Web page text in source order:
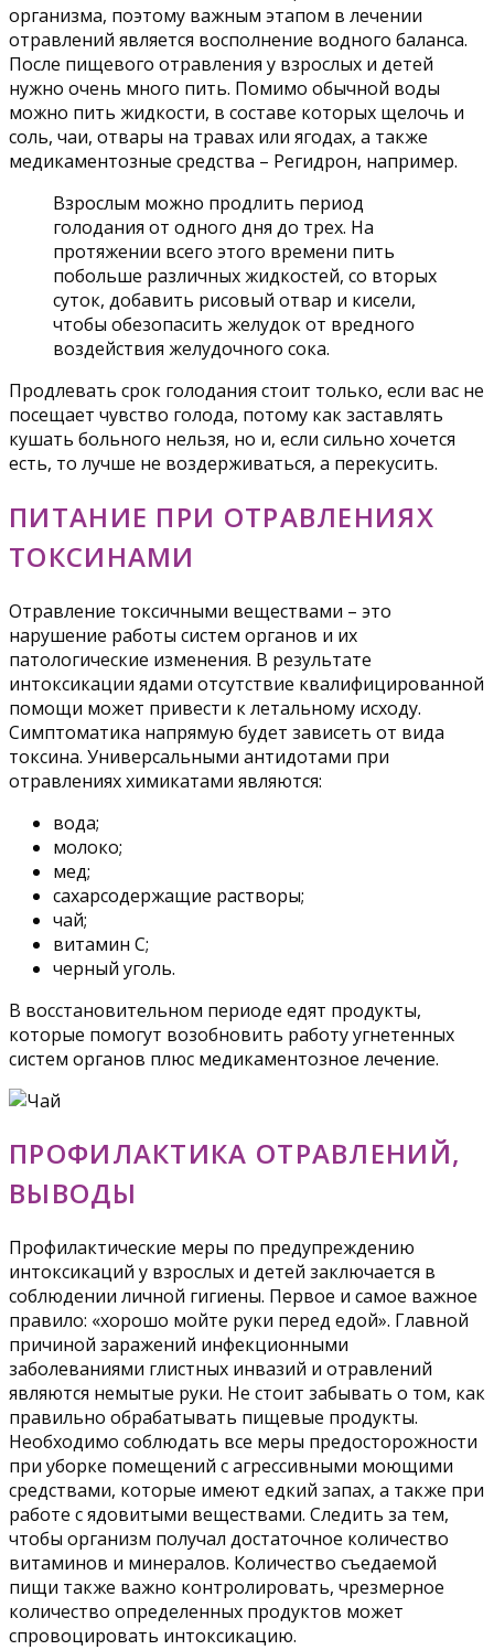
организма, поэтому важным этапом в лечении
отравлений является восполнение водного баланса.
После пищевого отравления у взрослых и детей
нужно очень много пить. Помимо обычной воды
можно пить жидкости, в составе которых щелочь и
соль, чаи, отвары на травах или ягодах, а также
медикаментозные средства – Регидрон, например.
Взрослым можно продлить период
голодания от одного дня до трех. На
протяжении всего этого времени пить
побольше различных жидкостей, со вторых
суток, добавить рисовый отвар и кисели,
чтобы обезопасить желудок от вредного
воздействия желудочного сока.
Продлевать срок голодания стоит только, если вас не
посещает чувство голода, потому как заставлять
кушать больного нельзя, но и, если сильно хочется
есть, то лучше не воздерживаться, а перекусить.
ПИТАНИЕ ПРИ ОТРАВЛЕНИЯХ
ТОКСИНАМИ
Отравление токсичными веществами – это
нарушение работы систем органов и их
патологические изменения. В результате
интоксикации ядами отсутствие квалифицированной
помощи может привести к летальному исходу.
Симптоматика напрямую будет зависеть от вида
токсина. Универсальными антидотами при
отравлениях химикатами являются:
вода;
молоко;
мед;
сахарсодержащие растворы;
чай;
витамин С;
черный уголь.
В восстановительном периоде едят продукты,
которые помогут возобновить работу угнетенных
систем органов плюс медикаментозное лечение.
ПРОФИЛАКТИКА ОТРАВЛЕНИЙ,
ВЫВОДЫ
Профилактические меры по предупреждению
интоксикаций у взрослых и детей заключается в
соблюдении личной гигиены. Первое и самое важное
правило: «хорошо мойте руки перед едой». Главной
причиной заражений инфекционными
заболеваниями глистных инвазий и отравлений
являются немытые руки. Не стоит забывать о том, как
правильно обрабатывать пищевые продукты.
Необходимо соблюдать все меры предосторожности
при уборке помещений с агрессивными моющими
средствами, которые имеют едкий запах, а также при
работе с ядовитыми веществами. Следить за тем,
чтобы организм получал достаточное количество
витаминов и минералов. Количество съедаемой
пищи также важно контролировать, чрезмерное
количество определенных продуктов может
спровоцировать интоксикацию.